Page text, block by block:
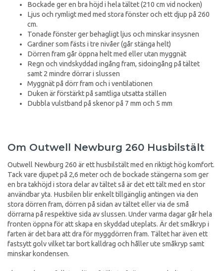
Bockade ger en bra höjd i hela tältet (210 cm vid nocken)
Ljus och rymligt med med stora fönster och ett djup på 260
cm.
Tonade fönster ger behagligt ljus och minskar insysnen
Gardiner som fästs i tre nivåer (går stänga helt)
Dörren fram går öppna helt med eller utan myggnät
Regn och vindskyddad ingång fram, sidoingång på tältet
samt 2 mindre dörrar i slussen
Myggnät på dörr fram och i ventilationen
Duken är förstärkt på samtliga utsatta ställen
Dubbla vulstband på skenor på 7 mm och 5 mm
Om Outwell Newburg 260 Husbilstält
Outwell Newburg 260 är ett husbilstält med en riktigt hög komfort.
Tack vare djupet på 2,6 meter och de bockade stängerna som ger
en bra takhöjd i stora delar av tältet så är det ett tält med en stor
användbar yta. Husbilen blir enkelt tillgänglig antingen via den
stora dörren fram, dörren på sidan av tältet eller via de små
dörrarna på respektive sida av slussen. Under varma dagar går hela
fronten öppna för att skapa en skyddad uteplats. Är det småkryp i
farten är det bara att dra för myggdörren fram. Tältet har även ett
fastsytt golv vilket tar bort kalldrag och håller ute småkryp samt
minskar kondensen.